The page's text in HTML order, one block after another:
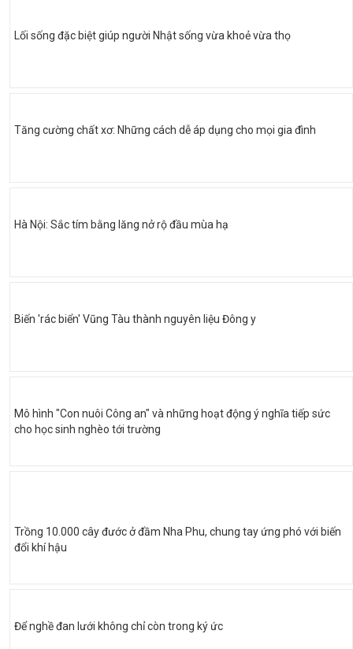
Lối sống đặc biệt giúp người Nhật sống vừa khoẻ vừa thọ
Tăng cường chất xơ: Những cách dễ áp dụng cho mọi gia đình
Hà Nội: Sắc tím bằng lăng nở rộ đầu mùa hạ
Biến 'rác biển' Vũng Tàu thành nguyên liệu Đông y
Mô hình "Con nuôi Công an" và những hoạt động ý nghĩa tiếp sức
cho học sinh nghèo tới trường
Trồng 10.000 cây đước ở đầm Nha Phu, chung tay ứng phó với biến
đổi khí hậu
Để nghề đan lưới không chỉ còn trong ký ức